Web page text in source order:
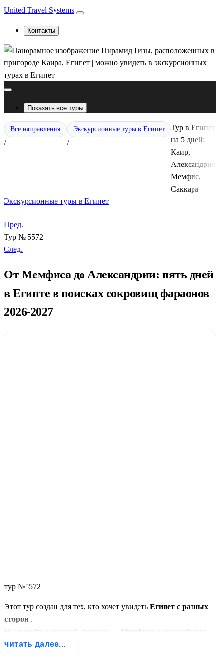
United Travel Systems
Контакты
Показать все туры
Все направления
/
Экскурсионные туры в Египет
/
Тур в Египет
на 5 дней:
Каир,
Александрия,
Мемфис,
Саккара
Экскурсионные туры в Египет
Пред.
Тур № 5572
След.
От Мемфиса до Александрии: пять дней
в Египте в поисках сокровищ фараонов
2026-2027
тур №5572
Этот тур создан для тех, кто хочет увидеть Египет с разных
сторон .
Вы начнёте с древней столицы — Мемфиса
и древнейшего
некрополяСаккары
читать далее...